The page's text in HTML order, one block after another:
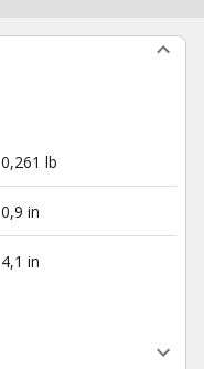
0,261 lb
0,9 in
4,1 in